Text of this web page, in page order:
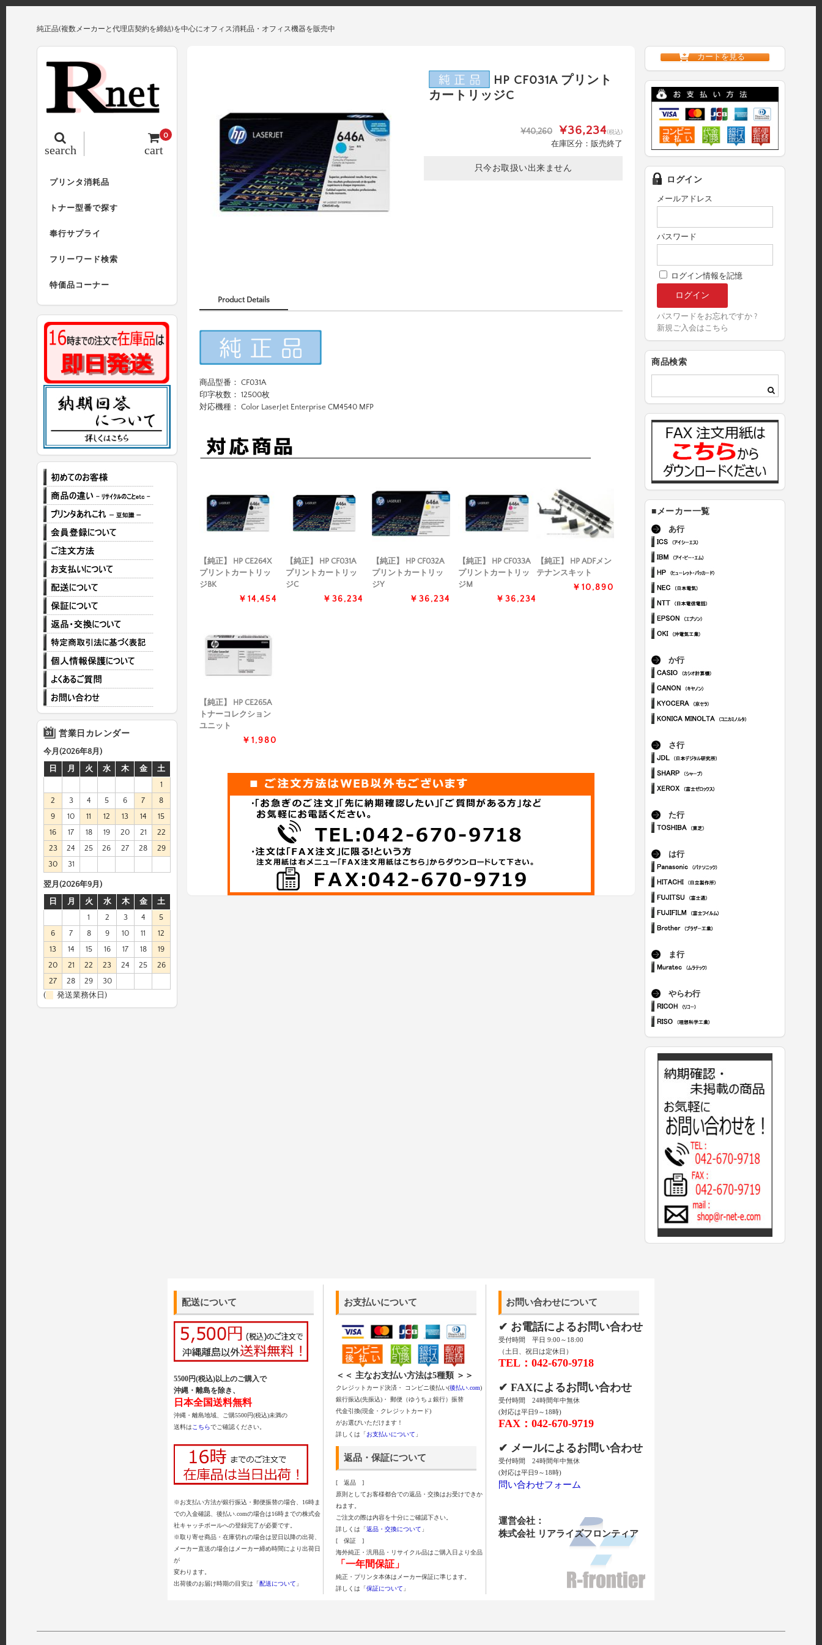
純正品(複数メーカーと代理店契約を締結)を中心にオフィス消耗品・オフィス機器を販売中
cart
0
search
プリンタ消耗品
トナー型番で探す
奉行サプライ
フリーワード検索
特価品コーナー
HP CF031A プリント
カートリッジC
¥40,260 ¥36,234(税込)
在庫区分：販売終了
只今お取扱い出来ません
Product Details
商品型番： CF031A
印字枚数： 12500枚
対応機種： Color LaserJet Enterprise CM4540 MFP
【純正】 HP CE264X
プリントカートリッ
ジBK
￥14,454
【純正】 HP CF031A
プリントカートリッ
ジC
￥36,234
【純正】 HP CF032A
プリントカートリッ
ジY
￥36,234
【純正】 HP CF033A
プリントカートリッ
ジM
￥36,234
【純正】 HP ADFメン
テナンスキット
￥10,890
【純正】 HP CE265A
トナーコレクション
ユニット
￥1,980
カートを見る
ログイン
メールアドレス
パスワード
ログイン情報を記憶
パスワードをお忘れですか ?
新規ご入会はこちら
商品検索
■メーカー一覧
あ行
か行
さ行
た行
は行
ま行
やらわ行
営業日カレンダー
今月(2026年8月)
日
月 火 水 木 金
土
1
2
3 4 5 6 7
8
9
10 11 12 13 14
15
16
17 18 19 20 21
22
23
24 25 26 27 28
29
30
31
翌月(2026年9月)
日
月 火 水 木 金
土
1
2 3 4
5
6
7 8 9 10 11
12
13
14 15 16 17 18
19
20
21 22 23 24 25
26
27
28 29
30
(
発送業務休日)
配送について
5500円(税込)以上のご購入で
沖縄・離島を除き、
日本全国送料無料
沖縄・離島地域、ご購5500円(税込)未満の
送料は こちらでご確認ください。
※お支払い方法が銀行振込・郵便振替の場合、16時ま
での入金確認、後払い.comの場合は16時までの株式会
社キャッチボールへの登録完了が必要です。
※取り寄せ商品・在庫切れの場合は翌日以降の出荷、
メーカー直送の場合はメーカー締め時間により出荷日
が
変わります。
出荷後のお届け時期の目安は「配送について 」
お支払いについて
＜＜ 主なお支払い方法は5種類 ＞＞
クレジットカード決済・ コンビニ後払い(後払い.com)
銀行振込(先振込)・ 郵便（ゆうちょ銀行）振替
代金引換(現金・クレジットカード)
がお選びいただけます！
詳しくは「お支払いについて 」
返品・保証について
[ 返品 ]
原則としてお客様都合での返品・交換はお受けできか
ねます。
ご注文の際は内容を十分にご確認下さい。
詳しくは「返品・交換について 」
[ 保証 ]
海外純正・汎用品・リサイクル品はご購入日より全品
「一年間保証」
純正・プリンタ本体はメーカー保証に準じます。
詳しくは「保証について 」
お問い合わせについて
✔ お電話によるお問い合わせ
受付時間 平日 9:00～18:00
（土日、祝日は定休日）
TEL：042-670-9718
✔ FAXによるお問い合わせ
受付時間 24時間年中無休
(対応は平日9～18時)
FAX：042-670-9719
✔ メールによるお問い合わせ
受付時間 24時間年中無休
(対応は平日9～18時)
問い合わせフォーム
運営会社：
株式会社 リアライズフロンティア